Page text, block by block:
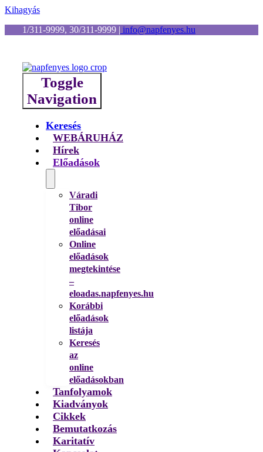
Kihagyás
1/311-9999, 30/311-9999 | info@napfenyes.hu
Toggle
Navigation
Keresés
WEBÁRUHÁZ
Hírek
Előadások
Váradi
Tibor
online
előadásai
Online
előadások
megtekintése
–
eloadas.napfenyes.hu
Korábbi
előadások
listája
Keresés
az
online
előadásokban
Tanfolyamok
Kiadványok
Cikkek
Bemutatkozás
Karitatív